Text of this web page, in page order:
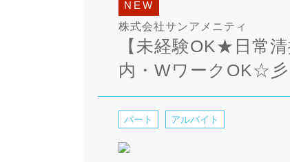
NEW
株式会社サンアメニティ
【未経験OK★日常
内・WワークOK☆彡
パート アルバイト